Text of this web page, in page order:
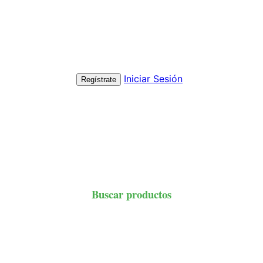
Regístrate Iniciar Sesión
Buscar productos